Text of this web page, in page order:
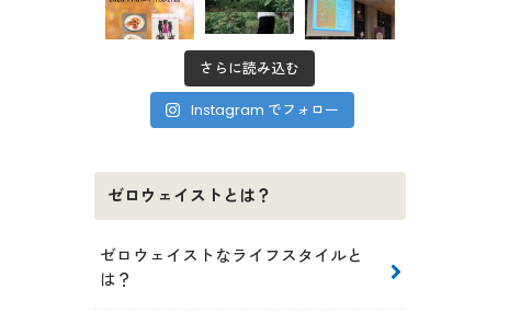
さらに読み込む
Instagram でフォロー
ゼロウェイストとは？
ゼロウェイストなライフスタイルと
は？